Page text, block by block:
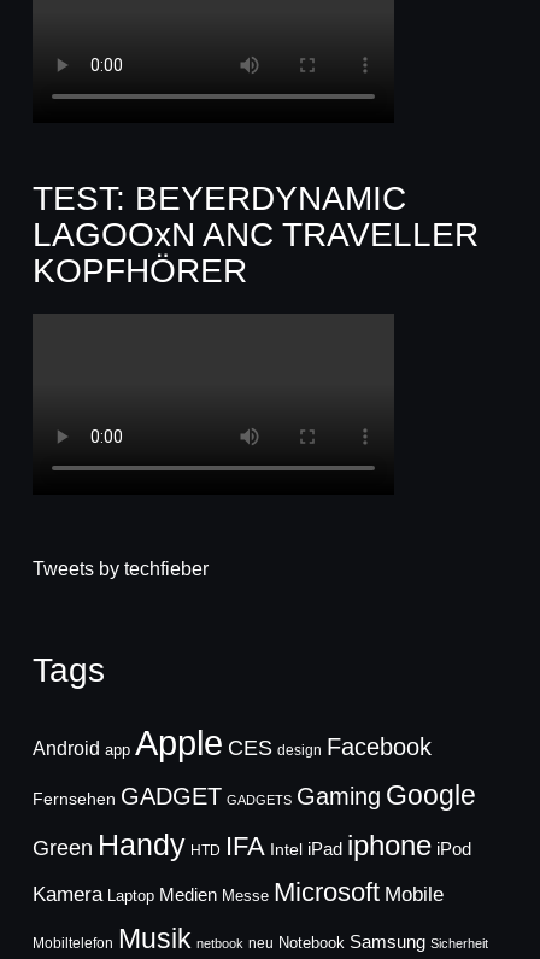
TEST: BEYERDYNAMIC
LAGOOxN ANC TRAVELLER
KOPFHÖRER
Tweets by techfieber
Tags
Android app Apple CES design Facebook
Fernsehen GADGET GADGETS Gaming Google
Green Handy HTD IFA Intel iPad iphone iPod
Kamera Laptop Medien Messe Microsoft Mobile
Mobiltelefon Musik netbook neu Notebook Samsung Sicherheit